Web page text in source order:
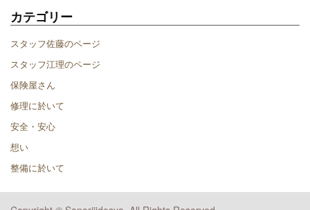
カテゴリー
スタッフ佐藤のページ
スタッフ江理のページ
保険屋さん
修理に於いて
安全・安心
想い
整備に於いて